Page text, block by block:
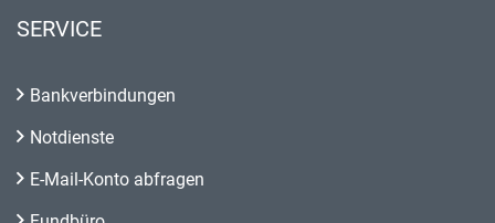
SERVICE
Bankverbindungen
Notdienste
E-Mail-Konto abfragen